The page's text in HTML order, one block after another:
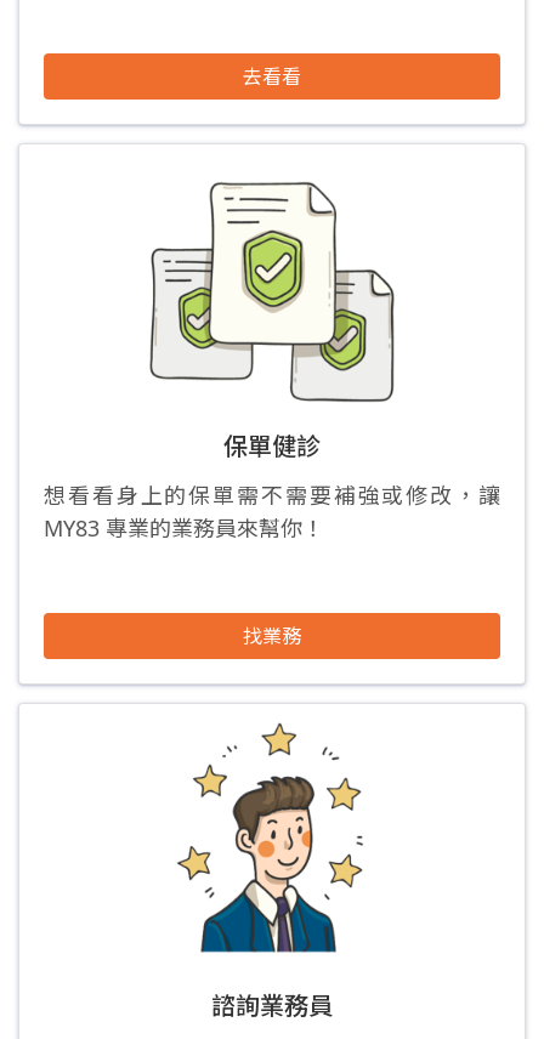
去看看
保單健診
想看看身上的保單需不需要補強或修改，讓
MY83 專業的業務員來幫你！
找業務
諮詢業務員